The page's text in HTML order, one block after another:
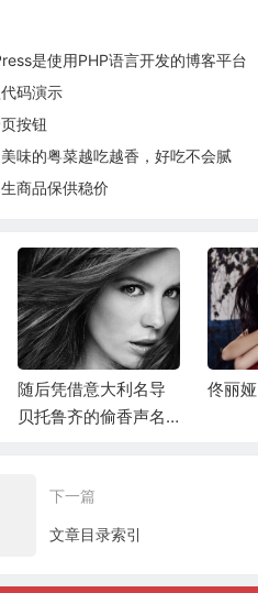
是使用PHP语言开发的博客平台
码演示
按钮
味的粤菜越吃越香，好吃不会腻
商品保供稳价
随后凭借意大利名导
贝托鲁齐的偷香声名
佟丽娅
下一篇
文章目录索引